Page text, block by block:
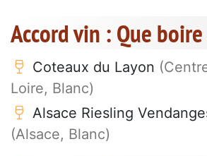
Accord vin : Que boire
Coteaux du Layon
Loire, Blanc)
Alsace Riesling
(Alsace, Blanc)